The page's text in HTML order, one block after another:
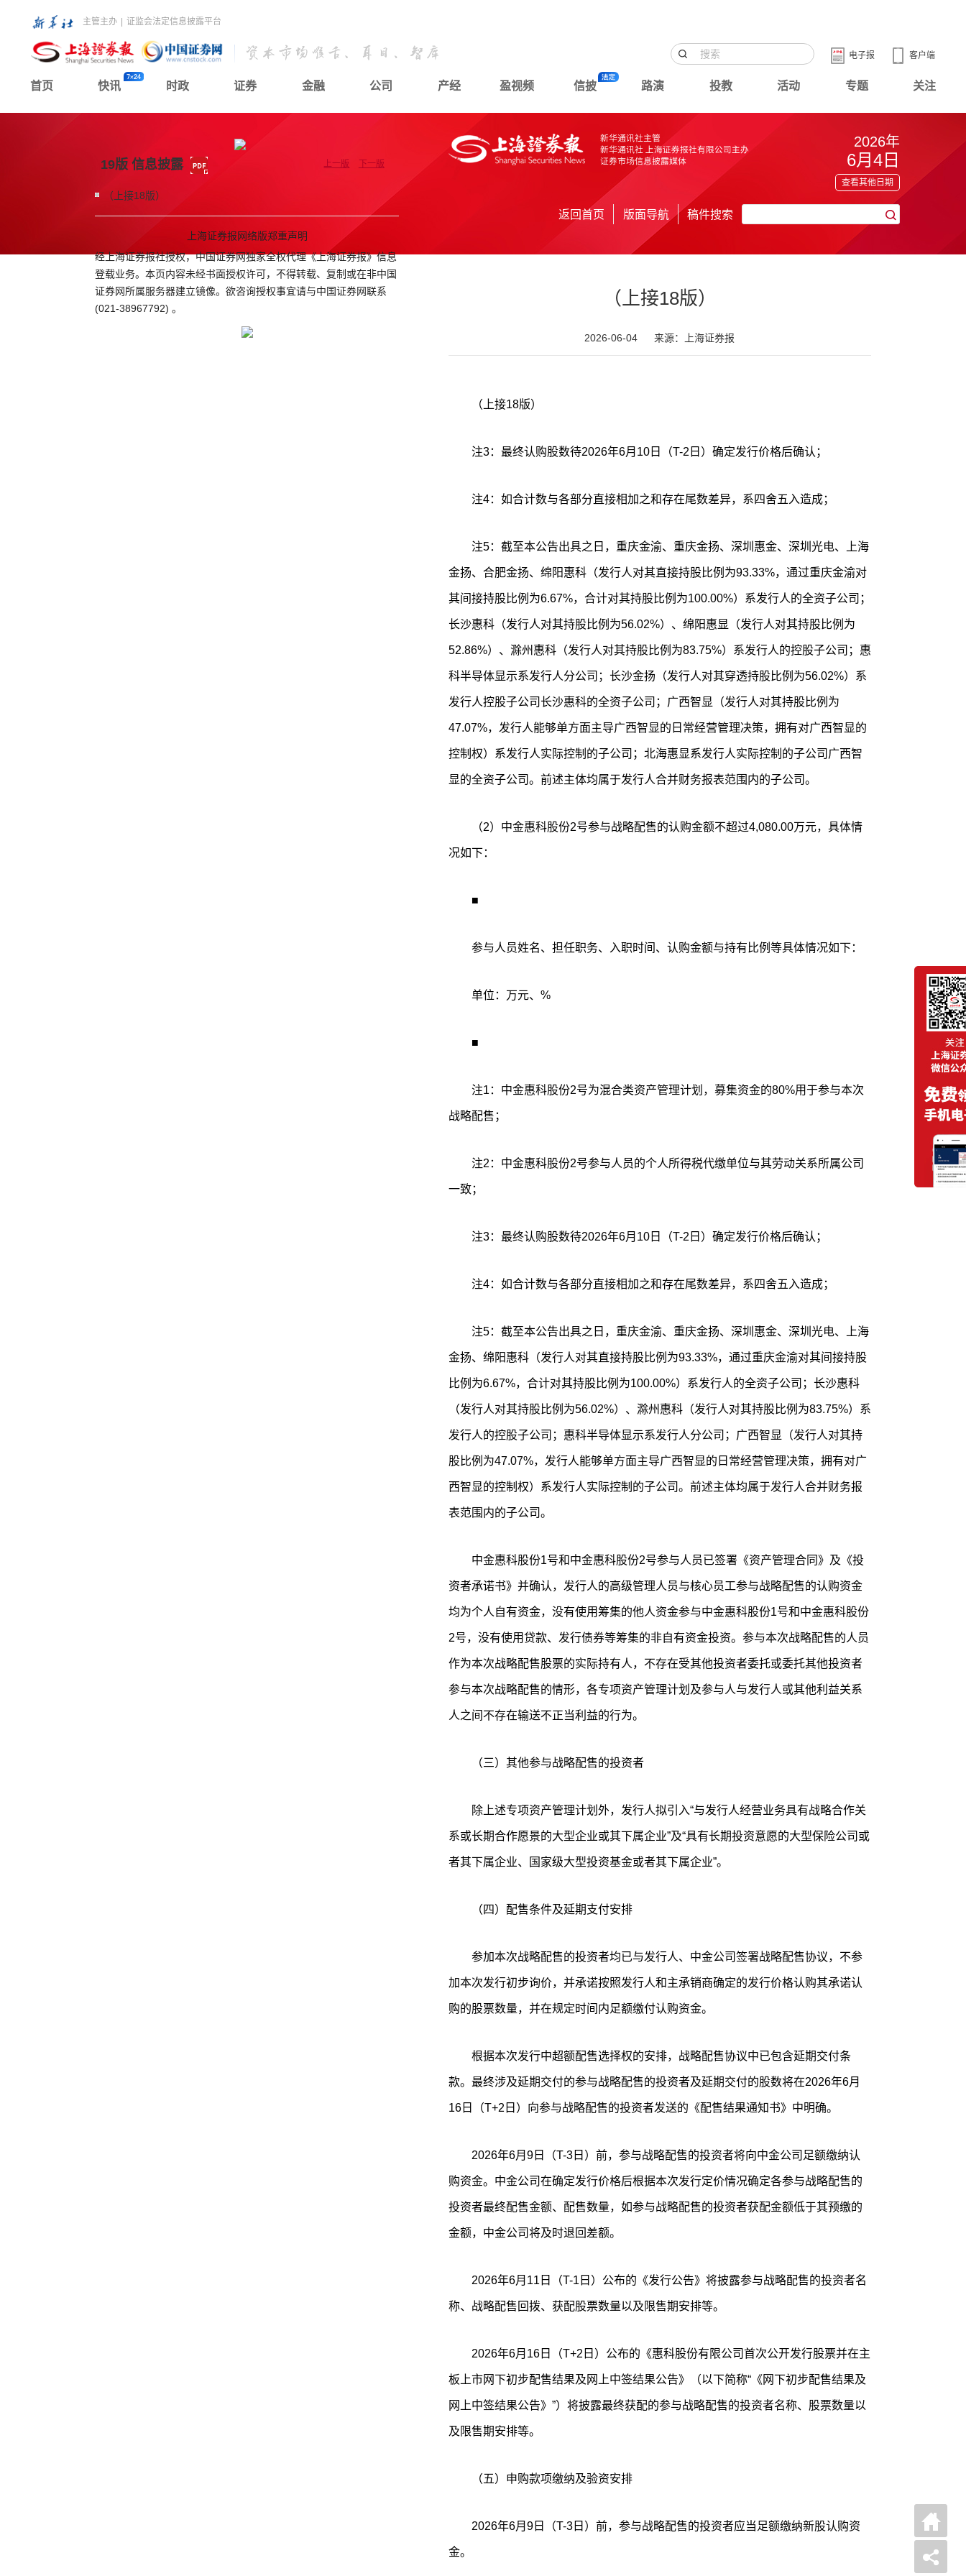
主管主办 证监会法定信息披露平台
客户端
电子报
首页 快讯 时政 证券 金融 公司 产经 盈视频 信披 路演 投教 活动 专题 关注
19版 信息披露 上一版 下一版
（上接18版）
上海证券报网络版郑重声明
经上海证券报社授权，中国证券网独家全权代理《上海证券报》信息
登载业务。本页内容未经书面授权许可，不得转载、复制或在非中国
证券网所属服务器建立镜像。欲咨询授权事宜请与中国证券网联系
(021-38967792) 。
2026年
6月4日
查看其他日期
返回首页 版面导航 稿件搜索
（上接18版）
2026-06-04 来源：上海证券报
（上接18版）
注3：最终认购股数待2026年6月10日（T-2日）确定发行价格后确认；
注4：如合计数与各部分直接相加之和存在尾数差异，系四舍五入造成；
注5：截至本公告出具之日，重庆金渝、重庆金扬、深圳惠金、深圳光电、上海
金扬、合肥金扬、绵阳惠科（发行人对其直接持股比例为93.33%，通过重庆金渝对
其间接持股比例为6.67%，合计对其持股比例为100.00%）系发行人的全资子公司；
长沙惠科（发行人对其持股比例为56.02%）、绵阳惠显（发行人对其持股比例为
52.86%）、滁州惠科（发行人对其持股比例为83.75%）系发行人的控股子公司；惠
科半导体显示系发行人分公司；长沙金扬（发行人对其穿透持股比例为56.02%）系
发行人控股子公司长沙惠科的全资子公司；广西智显（发行人对其持股比例为
47.07%，发行人能够单方面主导广西智显的日常经营管理决策，拥有对广西智显的
控制权）系发行人实际控制的子公司；北海惠显系发行人实际控制的子公司广西智
显的全资子公司。前述主体均属于发行人合并财务报表范围内的子公司。
（2）中金惠科股份2号参与战略配售的认购金额不超过4,080.00万元，具体情
况如下：
■
参与人员姓名、担任职务、入职时间、认购金额与持有比例等具体情况如下：
单位：万元、%
■
注1：中金惠科股份2号为混合类资产管理计划，募集资金的80%用于参与本次
战略配售；
注2：中金惠科股份2号参与人员的个人所得税代缴单位与其劳动关系所属公司
一致；
注3：最终认购股数待2026年6月10日（T-2日）确定发行价格后确认；
注4：如合计数与各部分直接相加之和存在尾数差异，系四舍五入造成；
注5：截至本公告出具之日，重庆金渝、重庆金扬、深圳惠金、深圳光电、上海
金扬、绵阳惠科（发行人对其直接持股比例为93.33%，通过重庆金渝对其间接持股
比例为6.67%，合计对其持股比例为100.00%）系发行人的全资子公司；长沙惠科
（发行人对其持股比例为56.02%）、滁州惠科（发行人对其持股比例为83.75%）系
发行人的控股子公司；惠科半导体显示系发行人分公司；广西智显（发行人对其持
股比例为47.07%，发行人能够单方面主导广西智显的日常经营管理决策，拥有对广
西智显的控制权）系发行人实际控制的子公司。前述主体均属于发行人合并财务报
表范围内的子公司。
中金惠科股份1号和中金惠科股份2号参与人员已签署《资产管理合同》及《投
资者承诺书》并确认，发行人的高级管理人员与核心员工参与战略配售的认购资金
均为个人自有资金，没有使用筹集的他人资金参与中金惠科股份1号和中金惠科股份
2号，没有使用贷款、发行债券等筹集的非自有资金投资。参与本次战略配售的人员
作为本次战略配售股票的实际持有人，不存在受其他投资者委托或委托其他投资者
参与本次战略配售的情形，各专项资产管理计划及参与人与发行人或其他利益关系
人之间不存在输送不正当利益的行为。
（三）其他参与战略配售的投资者
除上述专项资产管理计划外，发行人拟引入“与发行人经营业务具有战略合作关
系或长期合作愿景的大型企业或其下属企业”及“具有长期投资意愿的大型保险公司或
者其下属企业、国家级大型投资基金或者其下属企业”。
（四）配售条件及延期支付安排
参加本次战略配售的投资者均已与发行人、中金公司签署战略配售协议，不参
加本次发行初步询价，并承诺按照发行人和主承销商确定的发行价格认购其承诺认
购的股票数量，并在规定时间内足额缴付认购资金。
根据本次发行中超额配售选择权的安排，战略配售协议中已包含延期交付条
款。最终涉及延期交付的参与战略配售的投资者及延期交付的股数将在2026年6月
16日（T+2日）向参与战略配售的投资者发送的《配售结果通知书》中明确。
2026年6月9日（T-3日）前，参与战略配售的投资者将向中金公司足额缴纳认
购资金。中金公司在确定发行价格后根据本次发行定价情况确定各参与战略配售的
投资者最终配售金额、配售数量，如参与战略配售的投资者获配金额低于其预缴的
金额，中金公司将及时退回差额。
2026年6月11日（T-1日）公布的《发行公告》将披露参与战略配售的投资者名
称、战略配售回拨、获配股票数量以及限售期安排等。
2026年6月16日（T+2日）公布的《惠科股份有限公司首次公开发行股票并在主
板上市网下初步配售结果及网上中签结果公告》（以下简称“《网下初步配售结果及
网上中签结果公告》”）将披露最终获配的参与战略配售的投资者名称、股票数量以
及限售期安排等。
（五）申购款项缴纳及验资安排
2026年6月9日（T-3日）前，参与战略配售的投资者应当足额缴纳新股认购资
金。